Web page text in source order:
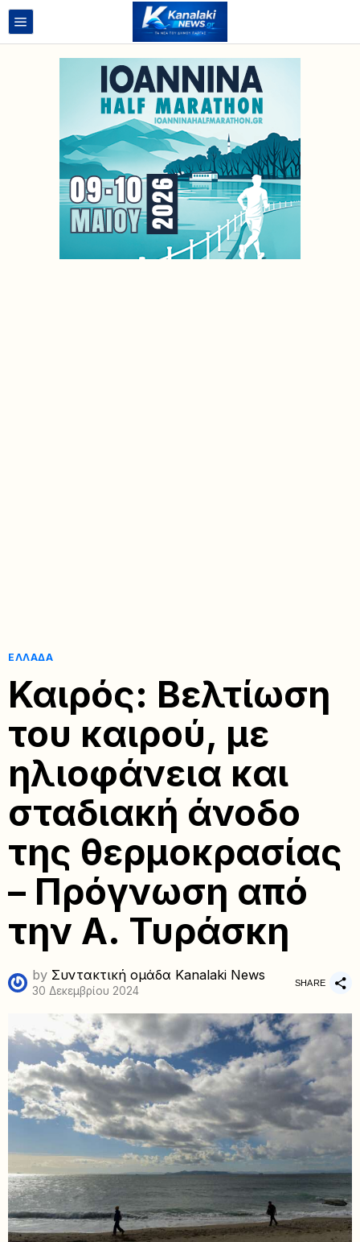
ΕΛΛΆΔΑ
Καιρός: Βελτίωση
του καιρού, με
ηλιοφάνεια και
σταδιακή άνοδο
της θερμοκρασίας
– Πρόγνωση από
την Α. Τυράσκη
by Συντακτική ομάδα Kanalaki News
30 Δεκεμβρίου 2024
SHARE